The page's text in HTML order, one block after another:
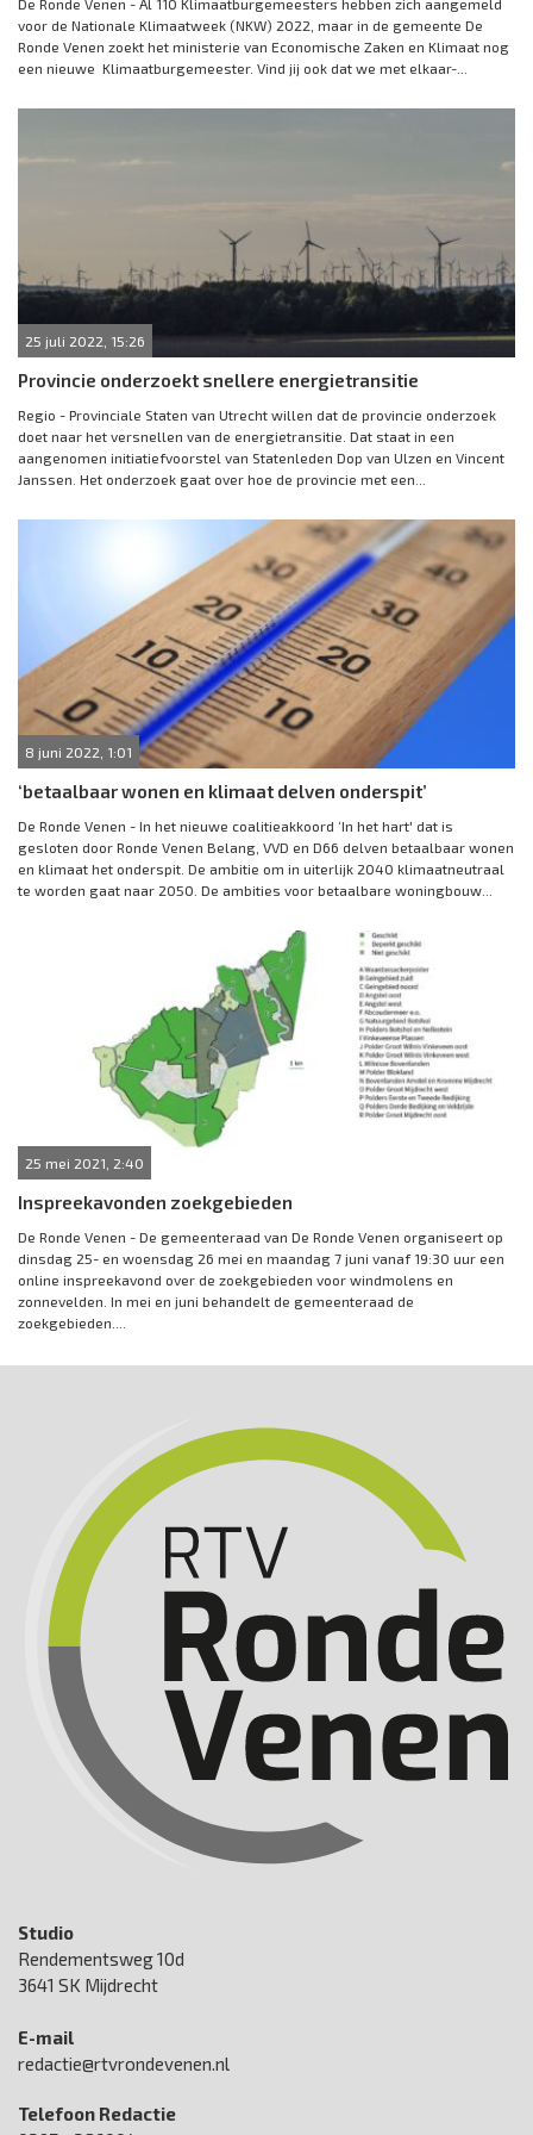
De Ronde Venen - Al 110 Klimaatburgemeesters hebben zich aangemeld
voor de Nationale Klimaatweek (NKW) 2022, maar in de gemeente De
Ronde Venen zoekt het ministerie van Economische Zaken en Klimaat nog
een nieuwe Klimaatburgemeester. Vind jij ook dat we met elkaar-...
25 juli 2022, 15:26
Provincie onderzoekt snellere energietransitie
Regio - Provinciale Staten van Utrecht willen dat de provincie onderzoek
doet naar het versnellen van de energietransitie. Dat staat in een
aangenomen initiatiefvoorstel van Statenleden Dop van Ulzen en Vincent
Janssen. Het onderzoek gaat over hoe de provincie met een...
8 juni 2022, 1:01
‘betaalbaar wonen en klimaat delven onderspit’
De Ronde Venen - In het nieuwe coalitieakkoord ‘In het hart' dat is
gesloten door Ronde Venen Belang, VVD en D66 delven betaalbaar wonen
en klimaat het onderspit. De ambitie om in uiterlijk 2040 klimaatneutraal
te worden gaat naar 2050. De ambities voor betaalbare woningbouw...
25 mei 2021, 2:40
Inspreekavonden zoekgebieden
De Ronde Venen - De gemeenteraad van De Ronde Venen organiseert op
dinsdag 25- en woensdag 26 mei en maandag 7 juni vanaf 19:30 uur een
online inspreekavond over de zoekgebieden voor windmolens en
zonnevelden. In mei en juni behandelt de gemeenteraad de
zoekgebieden....
Studio
Rendementsweg 10d
3641 SK Mijdrecht
E-mail
redactie@rtvrondevenen.nl
Telefoon Redactie